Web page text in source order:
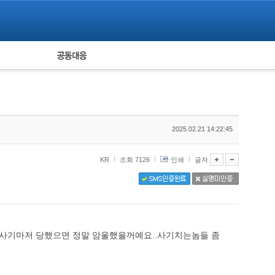
피해자 공동대응
2025.02.21 14:22:45
KR 조회 7126 인쇄 글자
기마저 당했으면 정말 암울했을꺼예요..사기치는놈들 좀